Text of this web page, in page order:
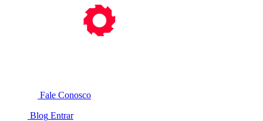
Fale Conosco
Blog Entrar